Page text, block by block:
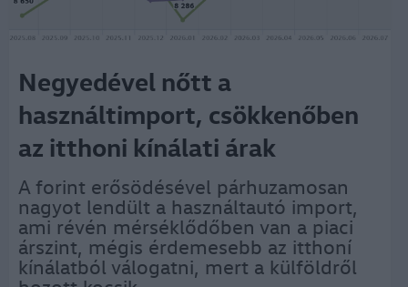
Negyedével nőtt a
használtimport, csökkenőben
az itthoni kínálati árak
A forint erősödésével párhuzamosan
nagyot lendült a használtautó import,
ami révén mérséklődőben van a piaci
árszint, mégis érdemesebb az itthoní
kínálatból válogatni, mert a külföldről